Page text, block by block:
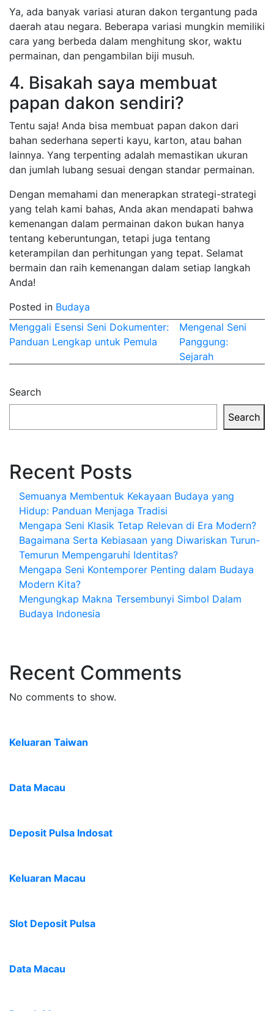
Ya, ada banyak variasi aturan dakon tergantung pada
daerah atau negara. Beberapa variasi mungkin memiliki
cara yang berbeda dalam menghitung skor, waktu
permainan, dan pengambilan biji musuh.
4. Bisakah saya membuat
papan dakon sendiri?
Tentu saja! Anda bisa membuat papan dakon dari
bahan sederhana seperti kayu, karton, atau bahan
lainnya. Yang terpenting adalah memastikan ukuran
dan jumlah lubang sesuai dengan standar permainan.
Dengan memahami dan menerapkan strategi-strategi
yang telah kami bahas, Anda akan mendapati bahwa
kemenangan dalam permainan dakon bukan hanya
tentang keberuntungan, tetapi juga tentang
keterampilan dan perhitungan yang tepat. Selamat
bermain dan raih kemenangan dalam setiap langkah
Anda!
Posted in Budaya
Post
navigation
Menggali Esensi Seni Dokumenter:
Panduan Lengkap untuk Pemula
Mengenal Seni
Panggung:
Sejarah
Search
Search
Recent Posts
Semuanya Membentuk Kekayaan Budaya yang
Hidup: Panduan Menjaga Tradisi
Mengapa Seni Klasik Tetap Relevan di Era Modern?
Bagaimana Serta Kebiasaan yang Diwariskan Turun-
Temurun Mempengaruhi Identitas?
Mengapa Seni Kontemporer Penting dalam Budaya
Modern Kita?
Mengungkap Makna Tersembunyi Simbol Dalam
Budaya Indonesia
Recent Comments
No comments to show.
Keluaran Taiwan
Data Macau
Deposit Pulsa Indosat
Keluaran Macau
Slot Deposit Pulsa
Data Macau